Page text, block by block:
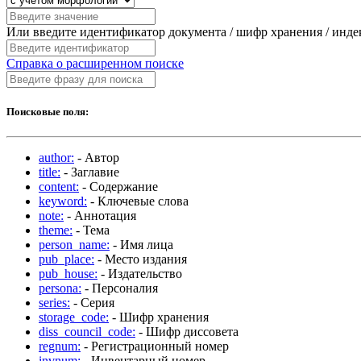
Или введите идентификатор документа / шифр хранения /
Справка о расширенном поиске
Поисковые поля:
author: - Автор
title: - Заглавие
content: - Содержание
keyword: - Ключевые слова
note: - Аннотация
theme: - Тема
person_name: - Имя лица
pub_place: - Место издания
pub_house: - Издательство
persona: - Персоналия
series: - Серия
storage_code: - Шифр хранения
diss_council_code: - Шифр диссовета
regnum: - Регистрационный номер